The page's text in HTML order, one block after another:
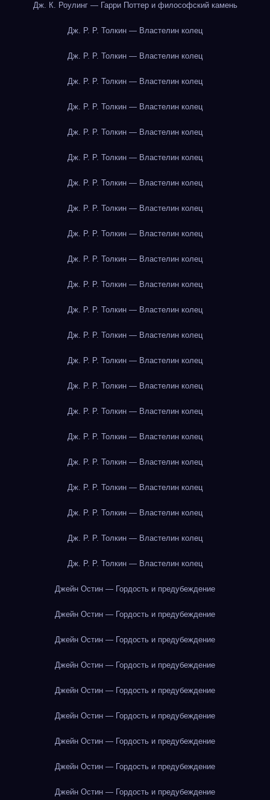
Дж. К. Роулинг — Гарри Поттер и философский камень
Дж. Р. Р. Толкин — Властелин колец
Дж. Р. Р. Толкин — Властелин колец
Дж. Р. Р. Толкин — Властелин колец
Дж. Р. Р. Толкин — Властелин колец
Дж. Р. Р. Толкин — Властелин колец
Дж. Р. Р. Толкин — Властелин колец
Дж. Р. Р. Толкин — Властелин колец
Дж. Р. Р. Толкин — Властелин колец
Дж. Р. Р. Толкин — Властелин колец
Дж. Р. Р. Толкин — Властелин колец
Дж. Р. Р. Толкин — Властелин колец
Дж. Р. Р. Толкин — Властелин колец
Дж. Р. Р. Толкин — Властелин колец
Дж. Р. Р. Толкин — Властелин колец
Дж. Р. Р. Толкин — Властелин колец
Дж. Р. Р. Толкин — Властелин колец
Дж. Р. Р. Толкин — Властелин колец
Дж. Р. Р. Толкин — Властелин колец
Дж. Р. Р. Толкин — Властелин колец
Дж. Р. Р. Толкин — Властелин колец
Дж. Р. Р. Толкин — Властелин колец
Дж. Р. Р. Толкин — Властелин колец
Джейн Остин — Гордость и предубеждение
Джейн Остин — Гордость и предубеждение
Джейн Остин — Гордость и предубеждение
Джейн Остин — Гордость и предубеждение
Джейн Остин — Гордость и предубеждение
Джейн Остин — Гордость и предубеждение
Джейн Остин — Гордость и предубеждение
Джейн Остин — Гордость и предубеждение
Джейн Остин — Гордость и предубеждение